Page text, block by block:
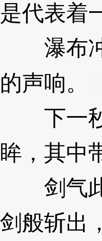
是代表着
瀑布冲
的声响。
下一秒
眸，其中
剑气此
剑般斩出